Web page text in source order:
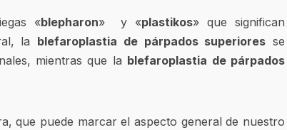
«blepharon» y «plastikos» que significan
la blefaroplastia de párpados superiores se
mientras que la blefaroplastia de párpados
que puede marcar el aspecto general de nuestro